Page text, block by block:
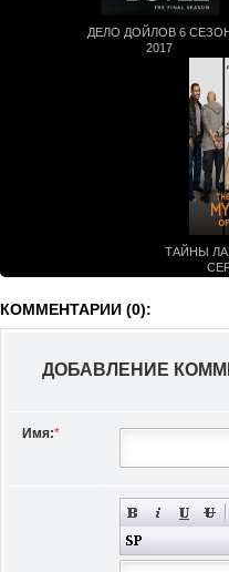
ДЕЛО ДОЙЛОВ 6 СЕЗОН
2017
ТАЙНЫ
КОММЕНТАРИИ (0):
ДОБАВЛЕНИЕ
Имя:*